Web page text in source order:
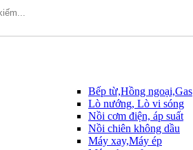
Hotline: 09317.456.44
Bếp từ,Hồng ngoại,Gas
Lò nướng, Lò vi sóng
Nồi cơm điện, áp suất
Nồi chiên không dầu
Máy xay,Máy ép